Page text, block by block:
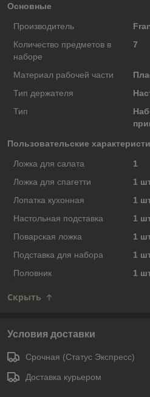
Основные
Производитель
Количество предметов в
наборе
7
Материал рабочей части
Тип держателя
Тип
Пользовательские
Ложка для салата
1
Ложка для спагетти
1
Лопатка кухонная
1
Настольная подставка
1
Поварская ложка
1
Подставка для набора
1
Половник
1
Скрыть
Условия доставки
Срочная (Статус Экспресс)
Доставка курьером